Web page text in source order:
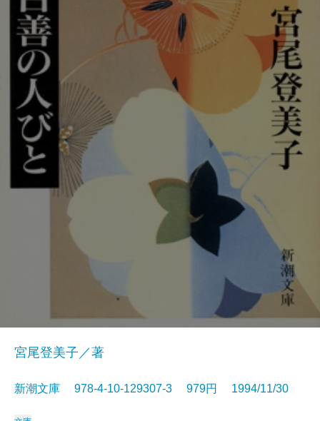
宮尾登美子／著
新潮文庫 978-4-10-129307-3 979円 1994/11/30